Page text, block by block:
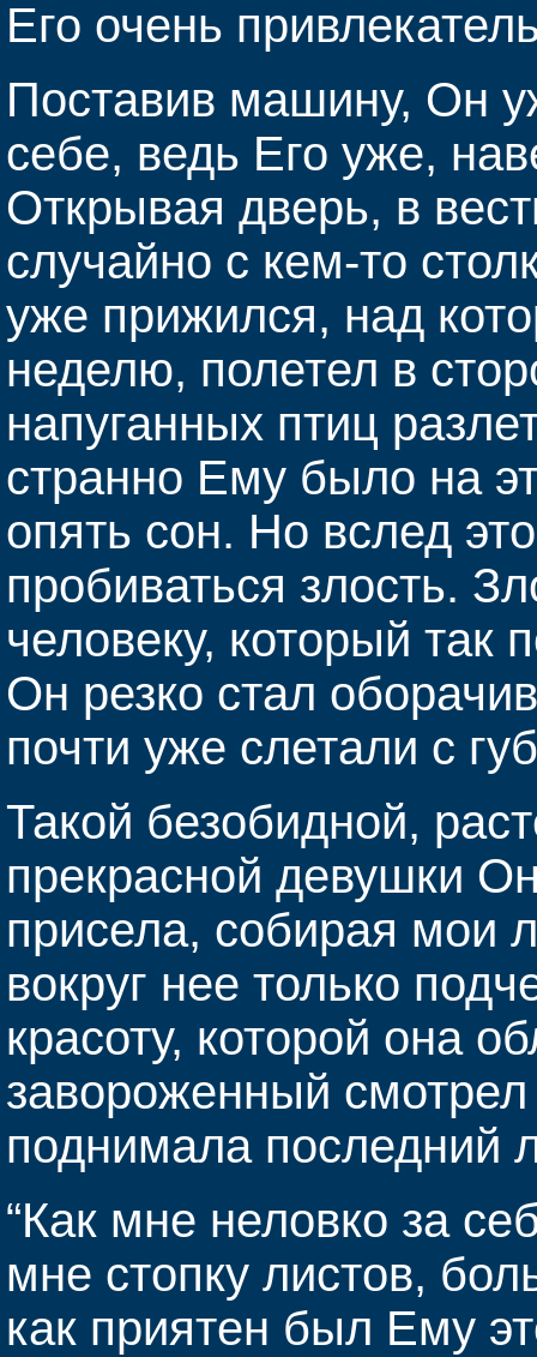
Его очень
Поставив машину, Он
себе, ведь Его уже,
Открывая дверь, в
случайно с кем-то
уже прижился, над
неделю, полетел в
напуганных птиц
странно Ему было на
опять сон. Но вслед
пробиваться злость.
человеку, который так
Он резко стал
почти уже слетали с
Такой безобидной,
прекрасной девушки
присела, собирая мои
вокруг нее только
красоту, которой она
завороженный
поднимала последний
“Как мне неловко за
мне стопку листов,
как приятен был Ему